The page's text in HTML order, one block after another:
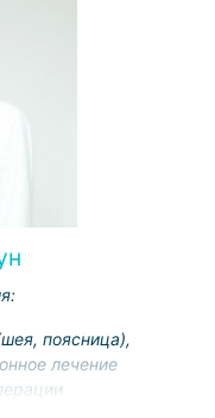
поясница),
лечение